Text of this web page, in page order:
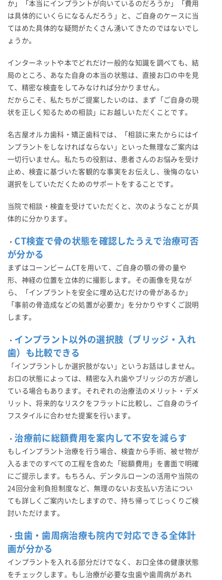
か」「本当にインプラントが向いているのだろうか」「費用
は具体的にいくらになるんだろう」と、ご自身のケースに当
てはめた具体的な疑問がたくさん湧いてきたのではないでし
ょうか。
インターネットや本でどれだけ一般的な知識を調べても、結
局のところ、あなた自身の本当の状態は、直接お口の中を見
て、精密な検査をしてみなければ分かりません。
だからこそ、私たちがご提案したいのは、まず「ご自身の現
状を正しく知るための相談」にお越しいただくことです。
名古屋オルカ歯科・矯正歯科では、「相談に来たからにはイ
ンプラントをしなければならない」といった無理なご案内は
一切行いません。私たちの役割は、患者さんのお悩みを受け
止め、検査に基づいた客観的な事実をお伝えし、後悔のない
選択をしていただくためのサポートをすることです。
当院で相談・検査を受けていただくと、次のようなことが具
体的に分かります。
・ CT検査で骨の状態を確認したうえで治療可否
が分かる
まずはコーンビームCTを用いて、ご自身の顎の骨の量や
形、神経の位置を立体的に撮影します。その画像を見なが
ら、「インプラントを安全に埋め込むだけの骨があるか」
「事前の骨造成などの処置が必要か」を分かりやすくご説明
します。
・ インプラント以外の選択肢（ブリッジ・入れ
歯）も比較できる
「インプラントしか選択肢がない」というお話はしません。
お口の状態によっては、精密な入れ歯やブリッジの方が適し
ている場合もあります。それぞれの治療法のメリット・デメ
リット、将来的なリスクをフラットに比較し、ご自身のライ
フスタイルに合わせた提案を行います。
・治療前に総額費用を案内して不安を減らす
もしインプラント治療を行う場合、検査から手術、被せ物が
入るまでのすべての工程を含めた「総額費用」を書面で明確
にご提示します。もちろん、デンタルローンの活用や当院の
24回分金利負担制度など、無理のないお支払い方法につい
ても詳しくご案内いたしますので、持ち帰ってじっくりご検
討いただけます。
・ 虫歯・歯周病治療も院内で対応できる全体計
画が分かる
インプラントを入れる部分だけでなく、お口全体の健康状態
をチェックします。もし治療が必要な虫歯や歯周病があれ